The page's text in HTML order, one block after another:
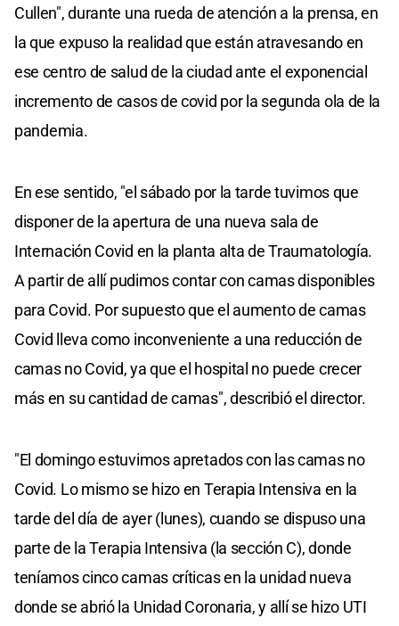
Cullen", durante una rueda de atención a la prensa, en
la que expuso la realidad que están atravesando en
ese centro de salud de la ciudad ante el exponencial
incremento de casos de covid por la segunda ola de la
pandemia.
En ese sentido, "el sábado por la tarde tuvimos que
disponer de la apertura de una nueva sala de
Internación Covid en la planta alta de Traumatología.
A partir de allí pudimos contar con camas disponibles
para Covid. Por supuesto que el aumento de camas
Covid lleva como inconveniente a una reducción de
camas no Covid, ya que el hospital no puede crecer
más en su cantidad de camas", describió el director.
"El domingo estuvimos apretados con las camas no
Covid. Lo mismo se hizo en Terapia Intensiva en la
tarde del día de ayer (lunes), cuando se dispuso una
parte de la Terapia Intensiva (la sección C), donde
teníamos cinco camas críticas en la unidad nueva
donde se abrió la Unidad Coronaria, y allí se hizo UTI